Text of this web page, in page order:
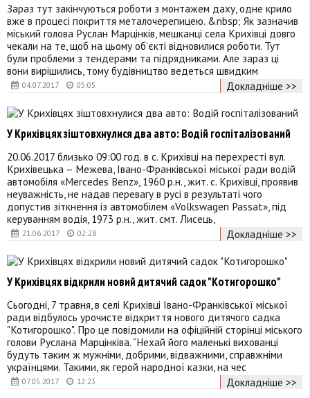
04.07.2017 05:05
Зараз тут закінчуються роботи з монтажем даху, одне крило
вже в процесі покриття металочерепицею. &nbsp; Як зазначив
міський голова Руслан Марцінків, мешканці села Крихівці довго
чекали на те, щоб на цьому об’єкті відновилися роботи. Тут
були проблеми з тендерами та підрядниками. Але зараз ці
вони вирішились, тому будівництво ведеться швидким
Докладніше >>
21.06.2017 02:28
У Крихівцях зіштовхнулися два авто: Водій госпіталізований
20.06.2017 близько 09:00 год. в с. Крихівці на перехресті вул.
Крихівецька – Межева, Івано-Франківської міської ради водій
автомобіля «Mercedes Benz», 1960 р.н., жит. с. Крихівці, проявив
неуважність, не надав перевагу в русі в результаті чого
допустив зіткнення із автомобілем «Volkswagen Passat», під
керуванням водія, 1973 р.н., жит. смт. Лисець,
Докладніше >>
07.05.2017 12:23
У Крихівцях відкрили новий дитячий садок "Котигорошко"
Сьогодні, 7 травня, в селі Крихівці Івано-Франківської міської
ради відбулось урочисте відкриття нового дитячого садка
"Котигорошко". Про це повідомили на офіційній сторінці міського
голови Руслана Марцінківа. “Нехай його маленькі вихованці
будуть таким ж мужніми, добрими, відважними, справжніми
українцями. Такими, як герой народної казки, на чес
Докладніше >>